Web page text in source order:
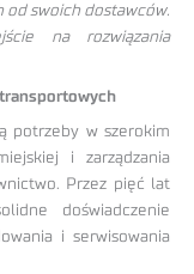
swoich dostawców.
na rozwiązania
potrzeby w szerokim
i zarządzania
Przez pięć lat
doświadczenie
i serwisowania